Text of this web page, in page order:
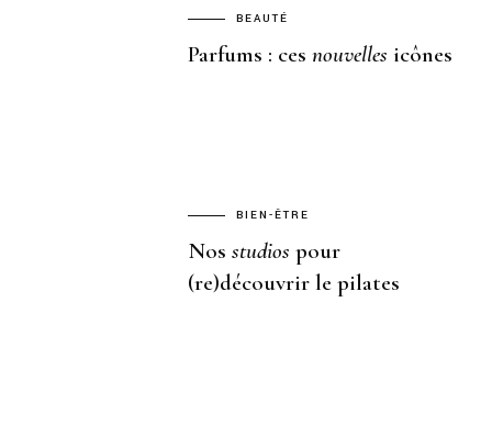
BEAUTÉ
Parfums : cesnouvelles icônes
BIEN-ÊTRE
Nosstudios pour
(re)découvrir le pilates